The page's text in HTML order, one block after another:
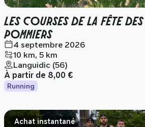
LES COURSES DE LA FÊTE DES
POMMIERS
4 septembre 2026
10 km, 5 km
Languidic (56)
À partir de 8,00 €
Running
Achat instantané